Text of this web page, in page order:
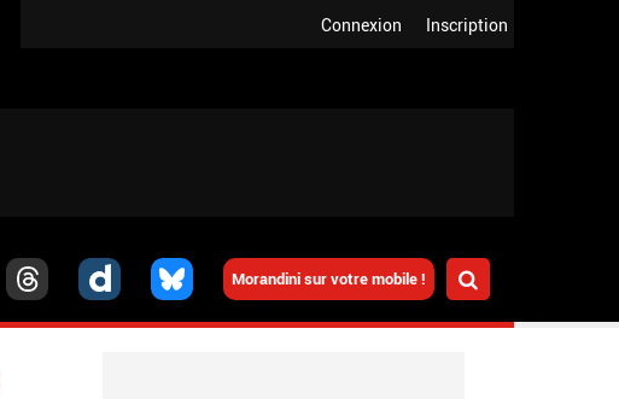
Inscription
Connexion
Morandini sur votre mobile !